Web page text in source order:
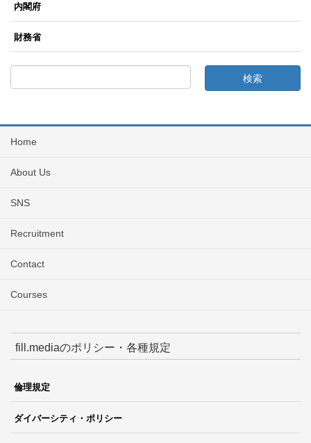
内閣府
財務省
Home
About Us
SNS
Recruitment
Contact
Courses
fill.mediaのポリシー・各種規定
倫理規定
ダイバーシティ・ポリシー